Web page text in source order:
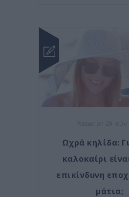
Posted on 29
Ωχρά κηλίδα:
καλοκαίρι
επικίνδυνη
μάτια;